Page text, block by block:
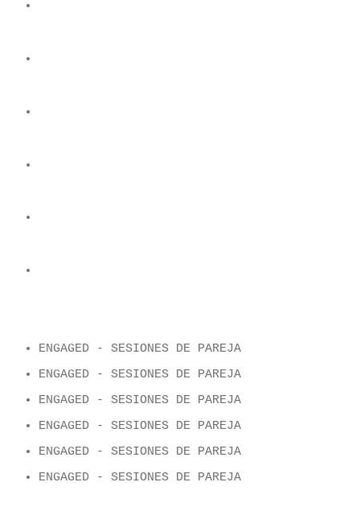
ENGAGED - SESIONES DE PAREJA
ENGAGED - SESIONES DE PAREJA
ENGAGED - SESIONES DE PAREJA
ENGAGED - SESIONES DE PAREJA
ENGAGED - SESIONES DE PAREJA
ENGAGED - SESIONES DE PAREJA